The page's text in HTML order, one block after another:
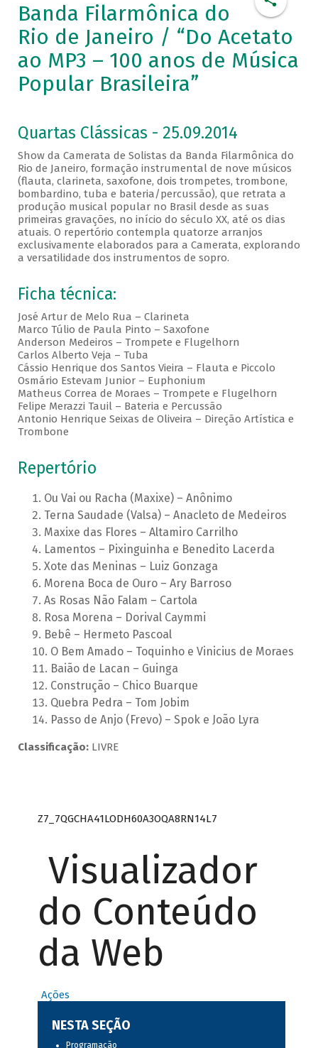
Banda Filarmônica do
Rio de Janeiro / “Do Acetato
ao MP3 – 100 anos de Música
Popular Brasileira”
Quartas Clássicas - 25.09.2014
Show da Camerata de Solistas da Banda Filarmônica do
Rio de Janeiro, formação instrumental de nove músicos
(flauta, clarineta, saxofone, dois trompetes, trombone,
bombardino, tuba e bateria/percussão), que retrata a
produção musical popular no Brasil desde as suas
primeiras gravações, no início do século XX, até os dias
atuais. O repertório contempla quatorze arranjos
exclusivamente elaborados para a Camerata, explorando
a versatilidade dos instrumentos de sopro.
Ficha técnica:
José Artur de Melo Rua – Clarineta
Marco Túlio de Paula Pinto – Saxofone
Anderson Medeiros – Trompete e Flugelhorn
Carlos Alberto Veja – Tuba
Cássio Henrique dos Santos Vieira – Flauta e Piccolo
Osmário Estevam Junior – Euphonium
Matheus Correa de Moraes – Trompete e Flugelhorn
Felipe Merazzi Tauil – Bateria e Percussão
Antonio Henrique Seixas de Oliveira – Direção Artística e
Trombone
Repertório
Ou Vai ou Racha (Maxixe) – Anônimo
Terna Saudade (Valsa) – Anacleto de Medeiros
Maxixe das Flores – Altamiro Carrilho
Lamentos – Pixinguinha e Benedito Lacerda
Xote das Meninas – Luiz Gonzaga
Morena Boca de Ouro – Ary Barroso
As Rosas Não Falam – Cartola
Rosa Morena – Dorival Caymmi
Bebê – Hermeto Pascoal
O Bem Amado – Toquinho e Vinicius de Moraes
Baião de Lacan – Guinga
Construção – Chico Buarque
Quebra Pedra – Tom Jobim
Passo de Anjo (Frevo) – Spok e João Lyra
Classificação:LIVRE
Z7_7QGCHA41LODH60A3OQA8RN14L7
Visualizador
do Conteúdo
da Web
Ações
NESTA SEÇÃO
Programação